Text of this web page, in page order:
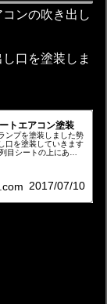
ンの吹き出し
口を塗装しま
トエアコン塗装
ンプを塗装しました勢
口を塗装していきます
目シートの上にある
2017/07/10